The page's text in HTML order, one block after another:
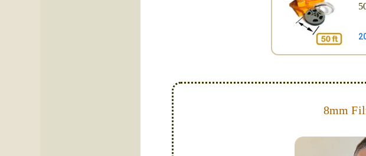
8mm
Simplify - get